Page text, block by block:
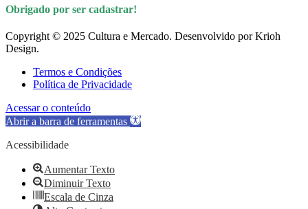
Obrigado por ser cadastrar!
Copyright © 2025 Cultura e Mercado. Desenvolvido por Krioh
Design.
Termos e Condições
Política de Privacidade
Acessar o conteúdo
Abrir a barra de ferramentas
Acessibilidade
Aumentar Texto
Diminuir Texto
Escala de Cinza